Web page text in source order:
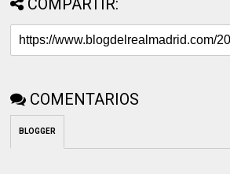
COMPARTIR:
COMENTARIOS
BLOGGER